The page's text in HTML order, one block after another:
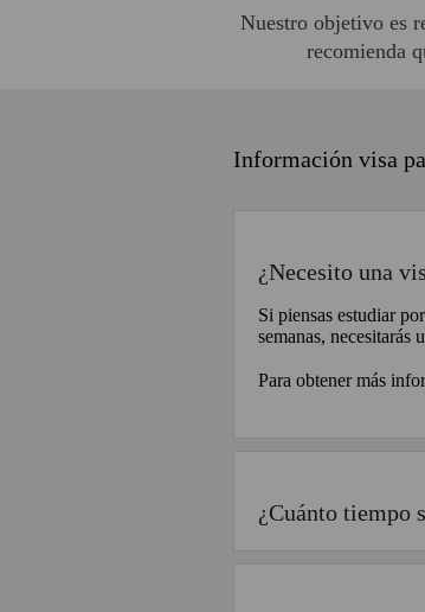
Nuestro objetivo es
recomienda
Información visa
¿Necesito una
Si piensas estudiar
semanas, necesitarás
Para obtener más
¿Cuánto tiempo